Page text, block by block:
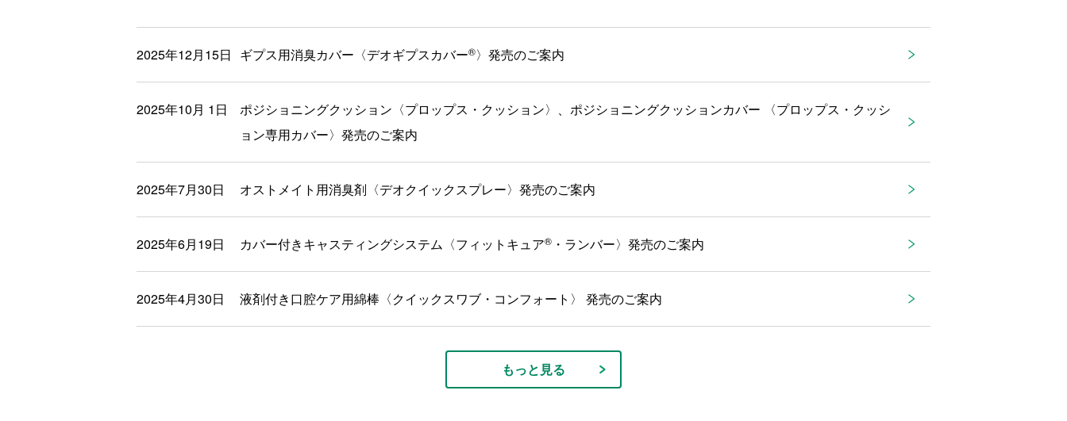
2025年12月15日 ギプス用消臭カバー〈デオギプスカバー®〉発売のご案内
2025年10月 1日
ポジショニングクッション〈プロップス・クッション〉、ポジショニングクッションカバー 〈プロップス・クッシ
ョン専用カバー〉発売のご案内
2025年7月30日 オストメイト用消臭剤〈デオクイックスプレー〉発売のご案内
2025年6月19日 カバー付きキャスティングシステム〈フィットキュア® ・ランバー〉発売のご案内
2025年4月30日 液剤付き口腔ケア用綿棒〈クイックスワブ・コンフォート〉 発売のご案内
もっと見る